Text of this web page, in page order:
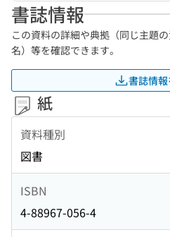
書誌情報
この資料の詳細や典拠（同じ主題
名）等を確認できます。
書誌情
紙
資料種別
図書
ISBN
4-88967-056-4